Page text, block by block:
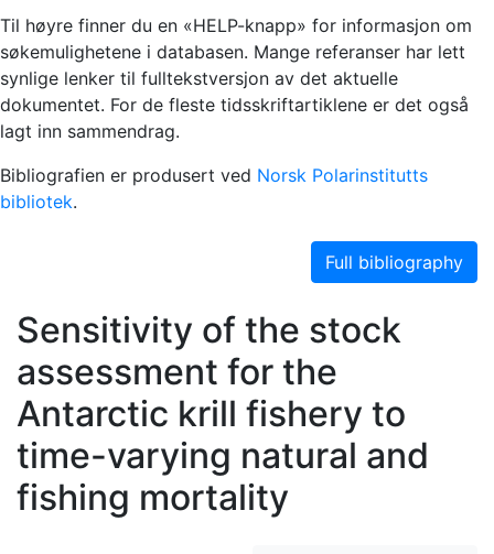
Til høyre finner du en «HELP-knapp» for informasjon om
søkemulighetene i databasen. Mange referanser har lett
synlige lenker til fulltekstversjon av det aktuelle
dokumentet. For de fleste tidsskriftartiklene er det også
lagt inn sammendrag.
Bibliografien er produsert ved Norsk Polarinstitutts
bibliotek.
Full bibliography
Sensitivity of the stock
assessment for the
Antarctic krill fishery to
time-varying natural and
fishing mortality